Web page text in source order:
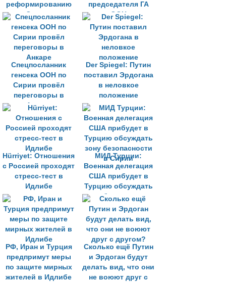
реформированию
Совета
Безопасности ООН
председателя ГА
ООН
Спецпосланник
генсека ООН по
Сирии провёл
переговоры в
Анкаре
Der Spiegel: Путин
поставил Эрдогана
в неловкое
положение
Hürriyet: Отношения
с Россией проходят
стресс-тест в
Идлибе
МИД Турции:
Военная делегация
США прибудет в
Турцию обсуждать
зону безопасности
в Сирии
РФ, Иран и Турция
предпримут меры
по защите мирных
жителей в Идлибе
Сколько ещё Путин
и Эрдоган будут
делать вид, что они
не воюют друг с